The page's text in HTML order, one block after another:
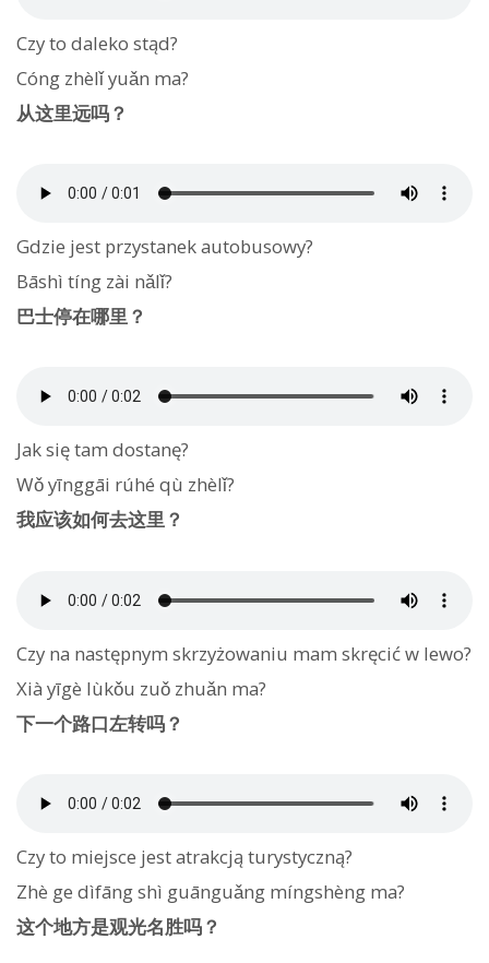
Czy to daleko stąd?
Cóng zhèlǐ yuǎn ma?
从这里远吗？
Gdzie jest przystanek autobusowy?
Bāshì tíng zài nǎlǐ?
巴士停在哪里？
Jak się tam dostanę?
Wǒ yīnggāi rúhé qù zhèlǐ?
我应该如何去这里？
Czy na następnym skrzyżowaniu mam skręcić w lewo?
Xià yīgè lùkǒu zuǒ zhuǎn ma?
下一个路口左转吗？
Czy to miejsce jest atrakcją turystyczną?
Zhè ge dìfāng shì guānguǎng míngshèng ma?
这个地方是观光名胜吗？